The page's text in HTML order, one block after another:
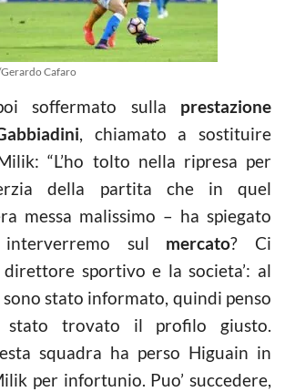
Gerardo Cafaro
soffermato sulla prestazione
, chiamato a sostituire
“L’ho tolto nella ripresa per
della partita che in quel
messa malissimo – ha spiegato
sul mercato? Ci
sportivo e la societa’: al
stato informato, quindi penso
trovato il profilo giusto.
squadra ha perso Higuain in
per infortunio. Puo’ succedere,